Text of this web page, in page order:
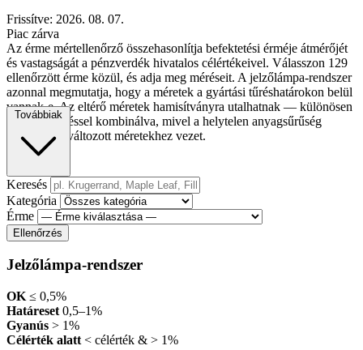
Frissítve: 2026. 08. 07.
Piac zárva
Az érme mértellenőrző összehasonlítja befektetési érméje átmérőjét
és vastagságát a pénzverdék hivatalos célértékeivel. Válasszon 129
ellenőrzött érme közül, és adja meg méréseit. A jelzőlámpa-rendszer
azonnal megmutatja, hogy a méretek a gyártási tűréshatárokon belül
vannak-e. Az eltérő méretek hamisítványra utalhatnak — különösen
súlyellenőrzéssel kombinálva, mivel a helytelen anyagsűrűség
mindig megváltozott méretekhez vezet.
Keresés
Kategória
Érme
Ellenőrzés
Jelzőlámpa-rendszer
OK ≤ 0,5%
Határeset 0,5–1%
Gyanús > 1%
Célérték alatt < célérték & > 1%